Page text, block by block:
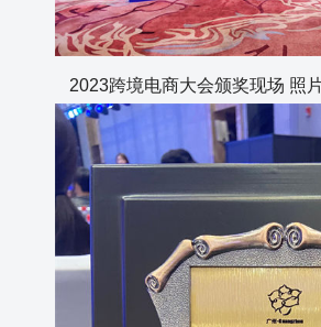
2023跨境电商大会颁奖现场 照